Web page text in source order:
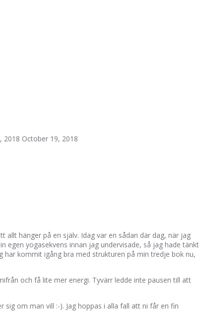
2018 October 19, 2018
hänger på en själv. Idag var en sådan där dag, när jag
egen yogasekvens innan jag undervisade, så jag hade tänkt
kommit igång bra med strukturen på min tredje bok nu,
och få lite mer energi. Tyvärr ledde inte pausen till att
om man vill :-). Jag hoppas i alla fall att ni får en fin